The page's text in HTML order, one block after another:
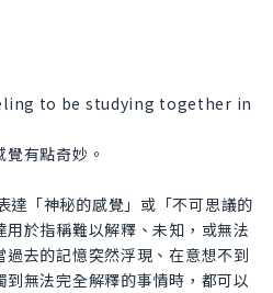
to be studying together in
有點奇妙。
「神秘的感覺」或「不可思議的
於指稱難以解釋、未知，或無法
去的記憶突然浮現、在意想不到
無法完全解釋的事情時，都可以